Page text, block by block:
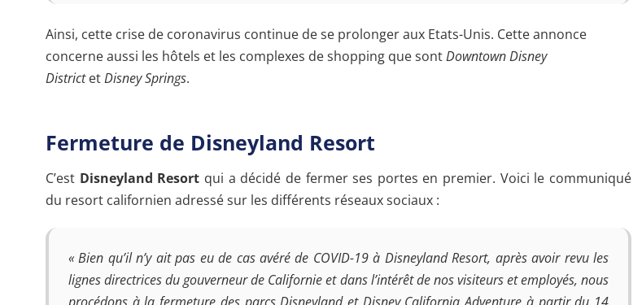
Ainsi, cette crise de coronavirus continue de se prolonger aux Etats-Unis. Cette annonce
concerne aussi les hôtels et les complexes de shopping que sontDowntown Disney
DistrictetDisney Springs.
Fermeture de Disneyland Resort
C’est Disneyland Resort qui a décidé de fermer ses portes en premier. Voici le communiqué
du resort californien adressé sur les différents réseaux sociaux :
« Bien qu’il n’y ait pas eu de cas avéré de COVID-19 à Disneyland Resort, après avoir revu les
lignes directrices du gouverneur de Californie et dans l’intérêt de nos visiteurs et employés, nous